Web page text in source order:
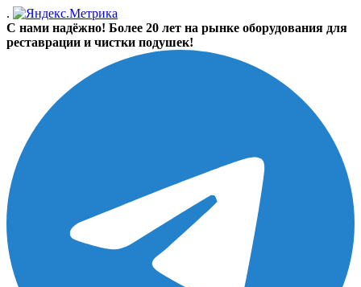
.
С нами надёжно! Более 20 лет на рынке оборудования для
реставрации и чистки подушек!